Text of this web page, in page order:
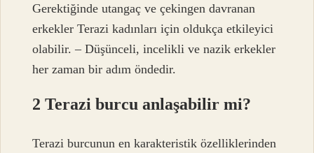
Gerektiğinde utangaç ve çekingen davranan
erkekler Terazi kadınları için oldukça etkileyici
olabilir. – Düşünceli, incelikli ve nazik erkekler
her zaman bir adım öndedir.
2 Terazi burcu anlaşabilir mi?
Terazi burcunun en karakteristik özelliklerinden